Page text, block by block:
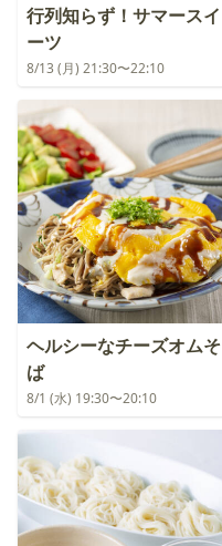
行列知らず！サマースイ
ーツ
8/13 (月) 21:30〜22:10
ヘルシーなチーズオムそ
ば
8/1 (水) 19:30〜20:10